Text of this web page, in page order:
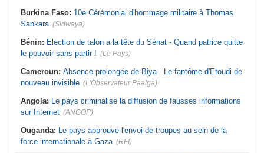
alimentent les soupçons d'un report
Afrique du Nord:
Télécoms - Le
Groupe Maroc Telecom annonce
2026
Burkina Faso: 10e Cérémonial d'hommage militaire à Thomas
Sankara (Sidwaya)
Bénin: Election de talon a la tête du Sénat - Quand patrice quitte
le pouvoir sans partir ! (Le Pays)
Cameroun: Absence prolongée de Biya - Le fantôme d'Etoudi de
nouveau invisible (L'Observateur Paalga)
Angola: Le pays criminalise la diffusion de fausses informations
sur Internet (ANGOP)
Ouganda: Le pays approuve l'envoi de troupes au sein de la
force internationale à Gaza (RFI)